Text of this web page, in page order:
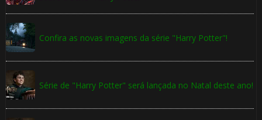
Confira as novas imagens da série "Harry Potter"!
Série de "Harry Potter" será lançada no Natal deste ano!